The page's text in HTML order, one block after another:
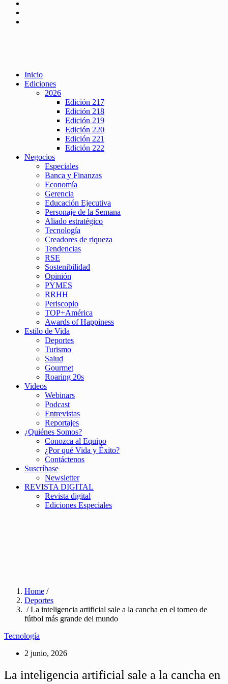
Inicio
Ediciones
2026
Edición 217
Edición 218
Edición 219
Edición 220
Edición 221
Edición 222
Negocios
Especiales
Banca y Finanzas
Economía
Gerencia
Educación Ejecutiva
Personaje de la Semana
Aliado estratégico
Tecnología
Creadores de riqueza
Tendencias
RSE
Sostenibilidad
Opinión
PYMES
RRHH
Periscopio
TOP+América
Awards of Happiness
Estilo de Vida
Deportes
Turismo
Salud
Gourmet
Roaring 20s
Videos
Webinars
Podcast
Entrevistas
Reportajes
¿Quiénes Somos?
Conozca al Equipo
¿Por qué Vida y Éxito?
Contáctenos
Suscríbase
Newsletter
REVISTA DIGITAL
Revista digital
Ediciones Especiales
Home /
Deportes
/ La inteligencia artificial sale a la cancha en el torneo de
fútbol más grande del mundo
Tecnología
2 junio, 2026
La inteligencia artificial sale a la cancha en